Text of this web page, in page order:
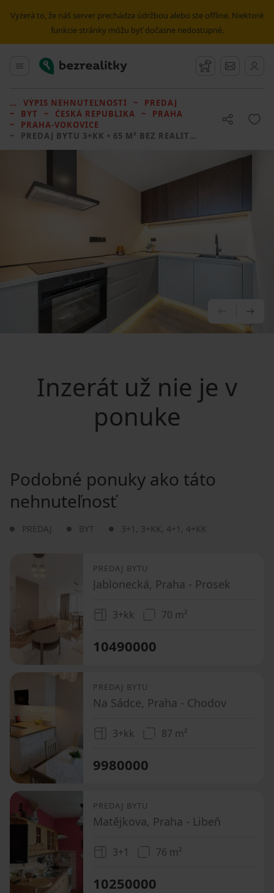
Vyzerá to, že náš server prechádza údržbou alebo ste offline. Niektoré
funkcie stránky môžu byť dočasne nedostupné.
Hlavné menu
Bezrealitky Strážny pes
Správy
VÝPIS NEHNUTEĽNOSTÍ
PREDAJ
BYT
ČESKÁ REPUBLIKA
PRAHA
PRAHA-VOKOVICE
PREDAJ BYTU 3+KK • 65 M² BEZ REALITKY
Inzerát už nie je v
ponuke
Podobné ponuky ako táto
nehnuteľnosť
PREDAJ BYT 3+1 , 3+KK, 4+1 , 4+KK
PREDAJ BYTU
Jablonecká, Praha - Prosek
3+kk 70 m²
10490000
PREDAJ BYTU
Na Sádce, Praha - Chodov
3+kk 87 m²
9980000
PREDAJ BYTU
Matějkova, Praha - Libeň
3+1 76 m²
10250000